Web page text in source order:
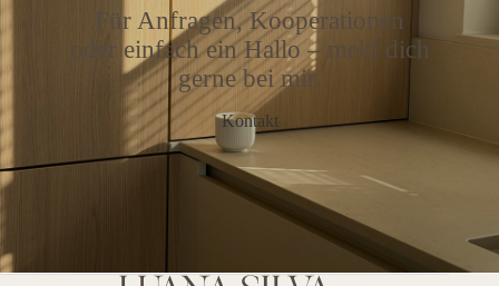
Für Anfragen, Kooperationen
oder einfach ein Hallo – meld dich
gerne bei mir.
Kontakt